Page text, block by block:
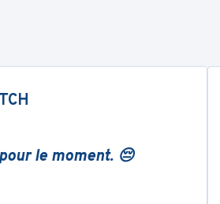
le moment. 😔